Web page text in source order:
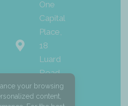
One
Capital
Place,
18
Luard
Road,
Wan
Chai
your browsing
content,